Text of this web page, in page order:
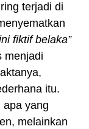
terjadi di
fiktif belaka”
menjadi
itu.
apa yang
melainkan